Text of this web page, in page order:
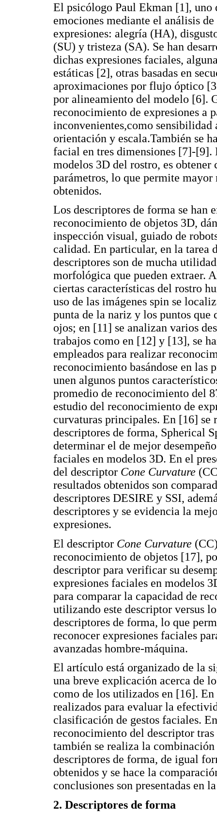
El psicólogo Paul Ekman [1], uno
emociones mediante el análisis
expresiones: alegría (HA),
(SU) y tristeza (SA). Se han
dichas expresiones faciales,
estáticas [2], otras basadas en
aproximaciones por flujo óptico
por alineamiento del modelo [6].
reconocimiento de expresiones a
inconvenientes,como
orientación y escala.También se
facial en tres dimensiones [7]-
modelos 3D del rostro, es obtener
parámetros, lo que permite
obtenidos.
Los descriptores de forma se han
reconocimiento de objetos 3D,
inspección visual, guiado de
calidad. En particular, en la tarea
descriptores son de mucha
morfológica que pueden extraer.
ciertas características del rostro
uso de las imágenes spin se
punta de la nariz y los puntos que
ojos; en [11] se analizan varios
trabajos como en [12] y [13], se
empleados para realizar
reconocimiento basándose en las
unen algunos puntos
promedio de reconocimiento del
estudio del reconocimiento de
curvaturas principales. En [16] se
descriptores de forma, Spherical
determinar el de mejor
faciales en modelos 3D. En el
del descriptor Cone Curvature
resultados obtenidos son
descriptores DESIRE y SSI,
descriptores y se evidencia la
expresiones.
El descriptor Cone Curvature
reconocimiento de objetos [17],
descriptor para verificar su
expresiones faciales en modelos
para comparar la capacidad de
utilizando este descriptor versus
descriptores de forma, lo que
reconocer expresiones faciales
avanzadas hombre-máquina.
El artículo está organizado de la
una breve explicación acerca de
como de los utilizados en [16].
realizados para evaluar la
clasificación de gestos faciales.
reconocimiento del descriptor
también se realiza la
descriptores de forma, de igual
obtenidos y se hace la
conclusiones son presentadas en
2. Descriptores de forma